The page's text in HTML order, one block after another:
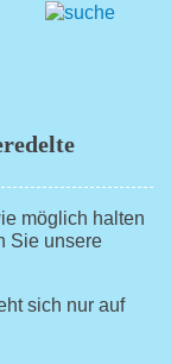
möglich halten
Sie unsere
sich nur auf